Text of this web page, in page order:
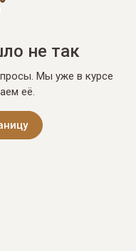
не так
Мы уже в курсе
её.